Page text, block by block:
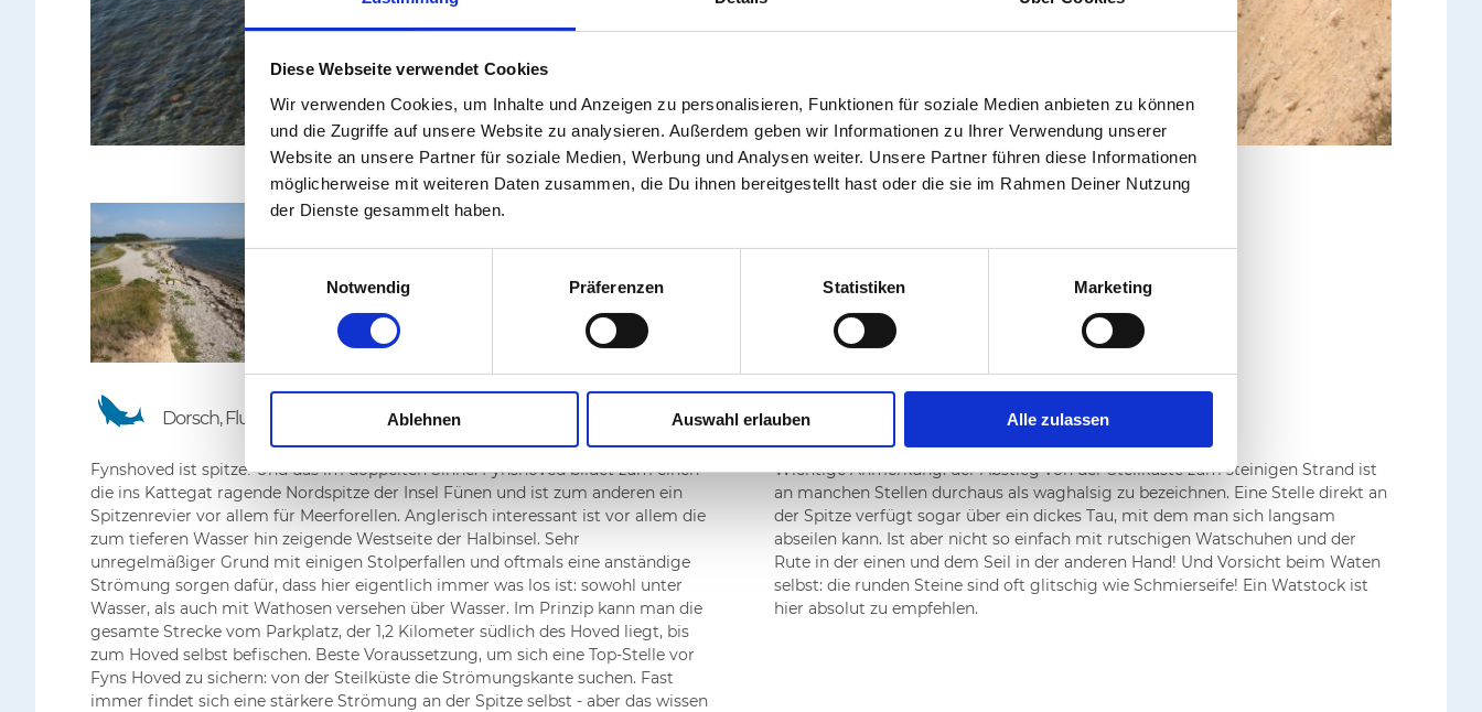
Diese Webseite verwendet Cookies
Wir verwenden Cookies, um Inhalte und Anzeigen zu personalisieren, Funktionen für soziale Medien anbieten zu können
und die Zugriffe auf unsere Website zu analysieren. Außerdem geben wir Informationen zu Ihrer Verwendung unserer
Website an unsere Partner für soziale Medien, Werbung und Analysen weiter. Unsere Partner führen diese Informationen
möglicherweise mit weiteren Daten zusammen, die Du ihnen bereitgestellt hast oder die sie im Rahmen Deiner Nutzung
der Dienste gesammelt haben.
Notwendig
Präferenzen Statistiken Marketing
Ablehnen Auswahl erlauben Alle zulassen
Grandiose Küste mit oftmals grandioser Fischerei - Fynshoved!
Dorsch, Flunder, Hering, Hornhecht, Kliesche, Meerforelle
Fynshoved ist spitze! Und das im doppelten Sinne: Fynshoved bildet zum einen
die ins Kattegat ragende Nordspitze der Insel Fünen und ist zum anderen ein
Spitzenrevier vor allem für Meerforellen. Anglerisch interessant ist vor allem die
zum tieferen Wasser hin zeigende Westseite der Halbinsel. Sehr
unregelmäßiger Grund mit einigen Stolperfallen und oftmals eine anständige
Strömung sorgen dafür, dass hier eigentlich immer was los ist: sowohl unter
Wasser, als auch mit Wathosen versehen über Wasser. Im Prinzip kann man die
gesamte Strecke vom Parkplatz, der 1,2 Kilometer südlich des Hoved liegt, bis
zum Hoved selbst befischen. Beste Voraussetzung, um sich eine Top-Stelle vor
Fyns Hoved zu sichern: von der Steilküste die Strömungskante suchen. Fast
immer findet sich eine stärkere Strömung an der Spitze selbst - aber das wissen
Wichtige Anmerkung: der Abstieg von der Steilküste zum steinigen Strand ist
an manchen Stellen durchaus als waghalsig zu bezeichnen. Eine Stelle direkt an
der Spitze verfügt sogar über ein dickes Tau, mit dem man sich langsam
abseilen kann. Ist aber nicht so einfach mit rutschigen Watschuhen und der
Rute in der einen und dem Seil in der anderen Hand! Und Vorsicht beim Waten
selbst: die runden Steine sind oft glitschig wie Schmierseife! Ein Watstock ist
hier absolut zu empfehlen.